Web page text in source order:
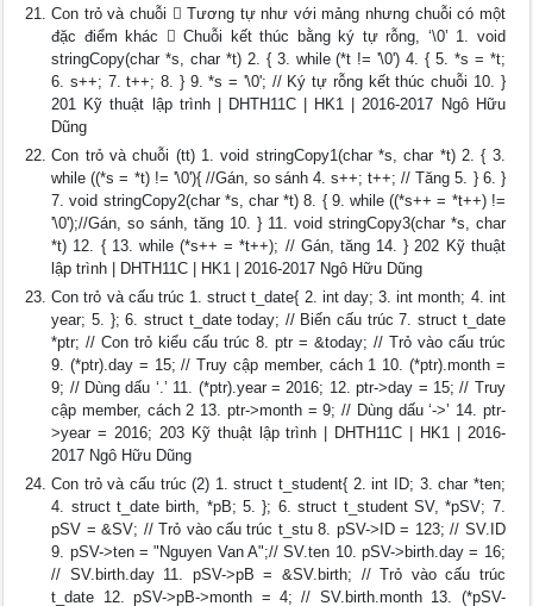
Con trỏ và chuỗi  Tương tự như với mảng nhưng chuỗi có một
đặc điểm khác  Chuỗi kết thúc bằng ký tự rỗng, ‘\0’ 1. void
stringCopy(char *s, char *t) 2. { 3. while (*t != '\0') 4. { 5. *s = *t;
6. s++; 7. t++; 8. } 9. *s = '\0'; // Ký tự rỗng kết thúc chuỗi 10. }
201 Kỹ thuật lập trình | DHTH11C | HK1 | 2016-2017 Ngô Hữu
Dũng
Con trỏ và chuỗi (tt) 1. void stringCopy1(char *s, char *t) 2. { 3.
while ((*s = *t) != '\0'){ //Gán, so sánh 4. s++; t++; // Tăng 5. } 6. }
7. void stringCopy2(char *s, char *t) 8. { 9. while ((*s++ = *t++) !=
'\0');//Gán, so sánh, tăng 10. } 11. void stringCopy3(char *s, char
*t) 12. { 13. while (*s++ = *t++); // Gán, tăng 14. } 202 Kỹ thuật
lập trình | DHTH11C | HK1 | 2016-2017 Ngô Hữu Dũng
Con trỏ và cấu trúc 1. struct t_date{ 2. int day; 3. int month; 4. int
year; 5. }; 6. struct t_date today; // Biến cấu trúc 7. struct t_date
*ptr; // Con trỏ kiểu cấu trúc 8. ptr = &today; // Trỏ vào cấu trúc
9. (*ptr).day = 15; // Truy cập member, cách 1 10. (*ptr).month =
9; // Dùng dấu ‘.’ 11. (*ptr).year = 2016; 12. ptr->day = 15; // Truy
cập member, cách 2 13. ptr->month = 9; // Dùng dấu ‘->’ 14. ptr-
>year = 2016; 203 Kỹ thuật lập trình | DHTH11C | HK1 | 2016-
2017 Ngô Hữu Dũng
Con trỏ và cấu trúc (2) 1. struct t_student{ 2. int ID; 3. char *ten;
4. struct t_date birth, *pB; 5. }; 6. struct t_student SV, *pSV; 7.
pSV = &SV; // Trỏ vào cấu trúc t_stu 8. pSV->ID = 123; // SV.ID
9. pSV->ten = "Nguyen Van A";// SV.ten 10. pSV->birth.day = 16;
// SV.birth.day 11. pSV->pB = &SV.birth; // Trỏ vào cấu trúc
t_date 12. pSV->pB->month = 4; // SV.birth.month 13. (*pSV-